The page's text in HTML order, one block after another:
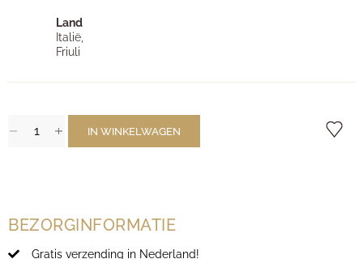
Land
Italië,
Friuli
IN WINKELWAGEN
BEZORGINFORMATIE
Gratis verzending in Nederland!